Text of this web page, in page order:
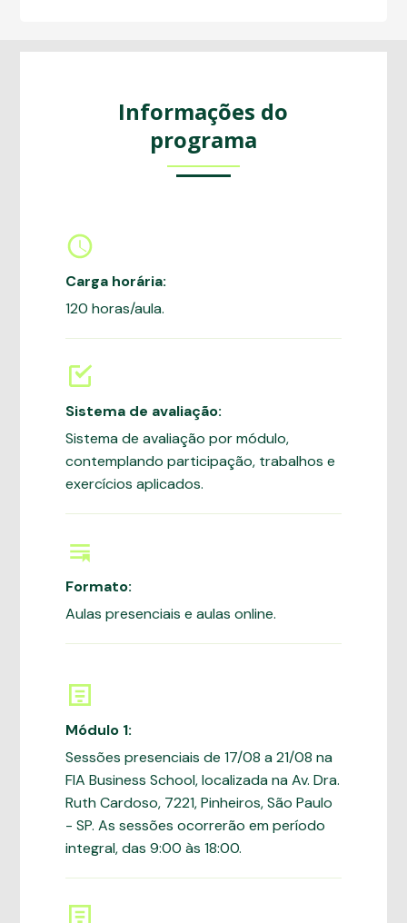
Informações do
programa
Carga horária:
120 horas/aula.
Sistema de avaliação:
Sistema de avaliação por módulo,
contemplando participação, trabalhos e
exercícios aplicados.
Formato:
Aulas presenciais e aulas online.
Módulo 1:
Sessões presenciais de 17/08 a 21/08 na
FIA Business School, localizada na Av. Dra.
Ruth Cardoso, 7221, Pinheiros, São Paulo
- SP. As sessões ocorrerão em período
integral, das 9:00 às 18:00.